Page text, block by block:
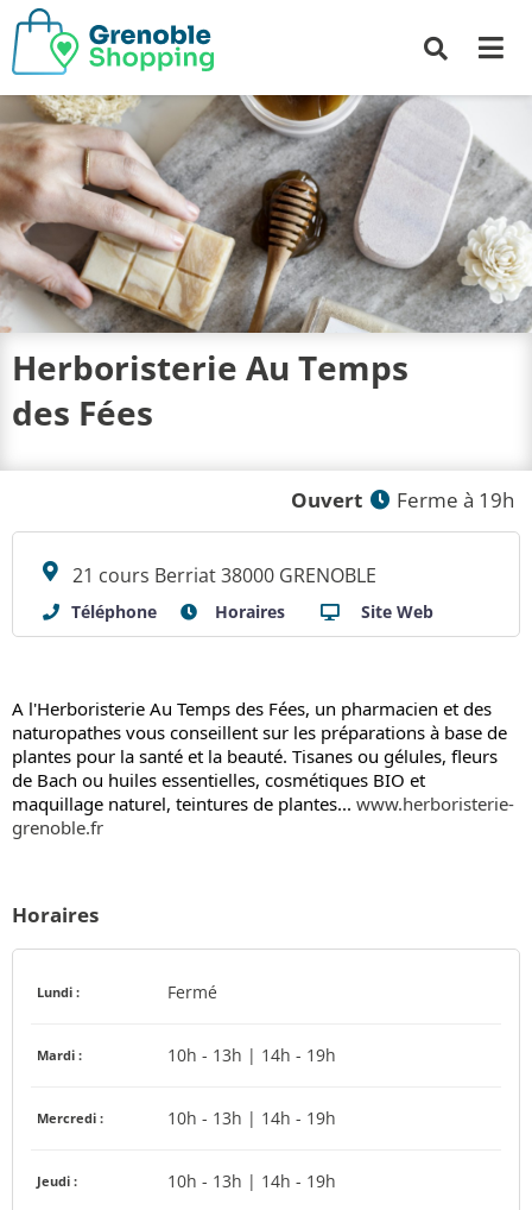
Herboristerie Au Temps
des Fées
Ouvert Ferme à 19h
21 cours Berriat 38000 GRENOBLE
Téléphone Horaires Site Web
A l'Herboristerie Au Temps des Fées, un pharmacien et des
naturopathes vous conseillent sur les préparations à base de
plantes pour la santé et la beauté. Tisanes ou gélules, fleurs
de Bach ou huiles essentielles, cosmétiques BIO et
maquillage naturel, teintures de plantes... www.herboristerie-
grenoble.fr
Horaires
Lundi : Fermé
Mardi : 10h - 13h | 14h - 19h
Mercredi : 10h - 13h | 14h - 19h
Jeudi : 10h - 13h | 14h - 19h